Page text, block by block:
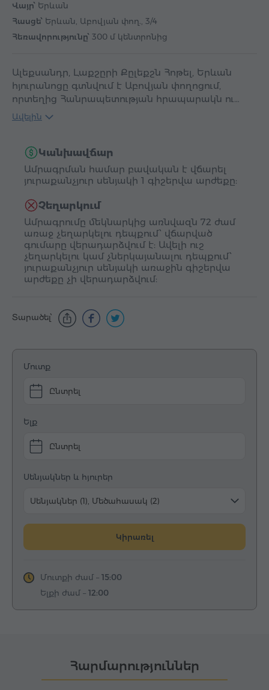
Վայր՝ Երևան
Հասցե՝ Երևան, Աբովյան փող., 3/4
Հեռավորությունը՝ 300 մ կենտրոնից
Ալեքսանդր, Լաքշըրի Քըլեքշն Հոթել, Երևան
հյուրանոցը գտնվում է Աբովյան փողոցում,
որտեղից Հանրապետության հրապարակն ու…
Ավելին
Կանխավճար
Ամրագրման համար բավական է վճարել
յուրաքանչյուր սենյակի 1 գիշերվա արժեքը:
Չեղարկում
Ամրագրումը մեկնարկից առնվազն 72 ժամ
առաջ չեղարկելու դեպքում՝ վճարված
գումարը վերադարձվում է: Ավելի ուշ
չեղարկելու կամ չներկայանալու դեպքում՝
յուրաքանչյուր սենյակի առաջին գիշերվա
արժեքը չի վերադարձվում:
Տարածել՝
Մուտք
Ընտրել
Ելք
Ընտրել
Սենյակներ և հյուրեր
Սենյակներ (1), Մեծահասակ (2)
Կիրառել
Մուտքի ժամ – 15:00
Ելքի ժամ – 12:00
Հարմարություններ